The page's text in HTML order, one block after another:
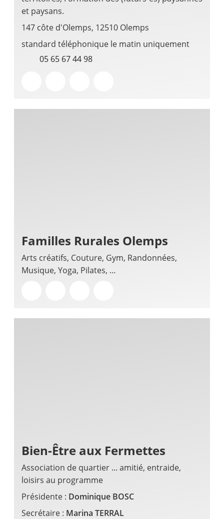
et paysans.
147 côte d'Olemps, 12510 Olemps
standard téléphonique le matin uniquement
05 65 67 44 98
Familles Rurales Olemps
Arts créatifs, Couture, Gym, Randonnées,
Musique, Yoga, Pilates, …
Bien-Être aux Fermettes
Association de quartier ... amitié, entraide,
loisirs au programme
Présidente : Dominique BOSC
Secrétaire : Marina TERRAL